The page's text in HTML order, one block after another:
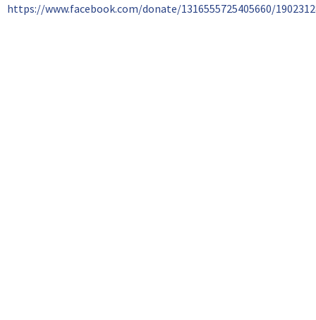
https://www.facebook.com/donate/1316555725405660/